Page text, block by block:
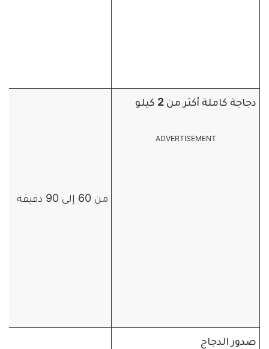
دجاجة كاملة أكثر من 2 كيلو
ADVERTISEMENT
من 60 إلى 90 دقيقة
صدور الدجاج